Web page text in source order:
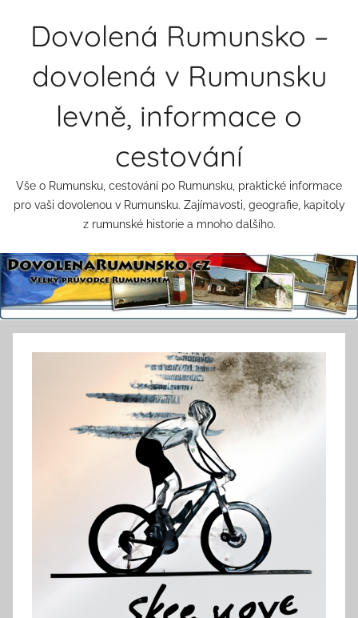
Dovolená Rumunsko –
dovolená v Rumunsku
levně, informace o
cestování
Vše o Rumunsku, cestování po Rumunsku, praktické informace
pro vaši dovolenou v Rumunsku. Zajímavosti, geografie, kapitoly
z rumunské historie a mnoho dalšího.